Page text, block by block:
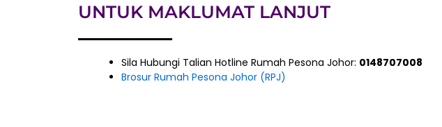
UNTUK MAKLUMAT LANJUT
Sila Hubungi Talian Hotline Rumah Pesona Johor: 0148707008
Brosur Rumah Pesona Johor (RPJ)